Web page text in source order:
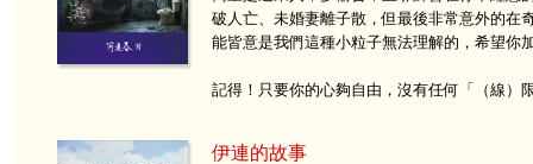
破人亡、未婚妻離子散，但最後非常意外的在
能皆意是我們這種小粒子無法理解的，希望你
記得！只要你的心夠自由，沒有任何「（線）
伊連的故事